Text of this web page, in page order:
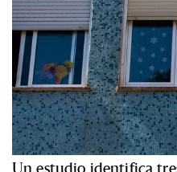
Un estudio identifica